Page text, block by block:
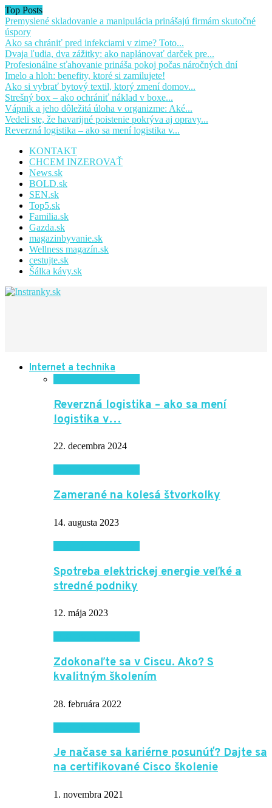
Top Posts
Premyslené skladovanie a manipulácia prinášajú firmám skutočné
úspory
Ako sa chrániť pred infekciami v zime? Toto...
Dvaja ľudia, dva zážitky: ako naplánovať darček pre...
Profesionálne sťahovanie prináša pokoj počas náročných dní
Imelo a hloh: benefity, ktoré si zamilujete!
Ako si vybrať bytový textil, ktorý zmení domov...
Strešný box – ako ochrániť náklad v boxe...
Vápnik a jeho dôležitá úloha v organizme: Aké...
Vedeli ste, že havarijné poistenie pokrýva aj opravy...
Reverzná logistika – ako sa mení logistika v...
KONTAKT
CHCEM INZEROVAŤ
News.sk
BOLD.sk
SEN.sk
Top5.sk
Familia.sk
Gazda.sk
magazinbyvanie.sk
Wellness magazín.sk
cestujte.sk
Šálka kávy.sk
Internet a technika
Reverzná logistika – ako sa mení
logistika v…
22. decembra 2024
Zamerané na kolesá štvorkolky
14. augusta 2023
Spotreba elektrickej energie veľké a
stredné podniky
12. mája 2023
Zdokonaľte sa v Ciscu. Ako? S
kvalitným školením
28. februára 2022
Je načase sa kariérne posunúť? Dajte sa
na certifikované Cisco školenie
1. novembra 2021